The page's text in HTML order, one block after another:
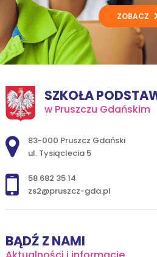
ZOBACZ
SZKOŁA
w Pruszczu Gdańskim
Adres pocztowy:
83-000 Pruszcz Gdański
ul. Tysiąclecia 5
58 682 35 14
zs2@pruszcz-gda.pl
BĄDŹ Z NAMI